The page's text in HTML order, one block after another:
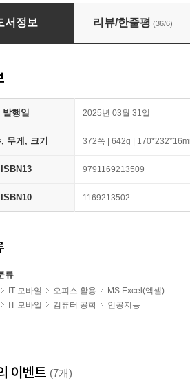
의 엑셀 혁명 with 챗GPT
서정보 리뷰/한줄평 (36/6)
발행일 2025년 03월 31일
무게, 크기 372쪽 | 642g |
ISBN13 9791169213509
ISBN10 1169213502
류
IT 모바일 오피스 활용
MS Excel(엑셀)
IT 모바일 컴퓨터 공학 인공지능
이벤트 (7개)